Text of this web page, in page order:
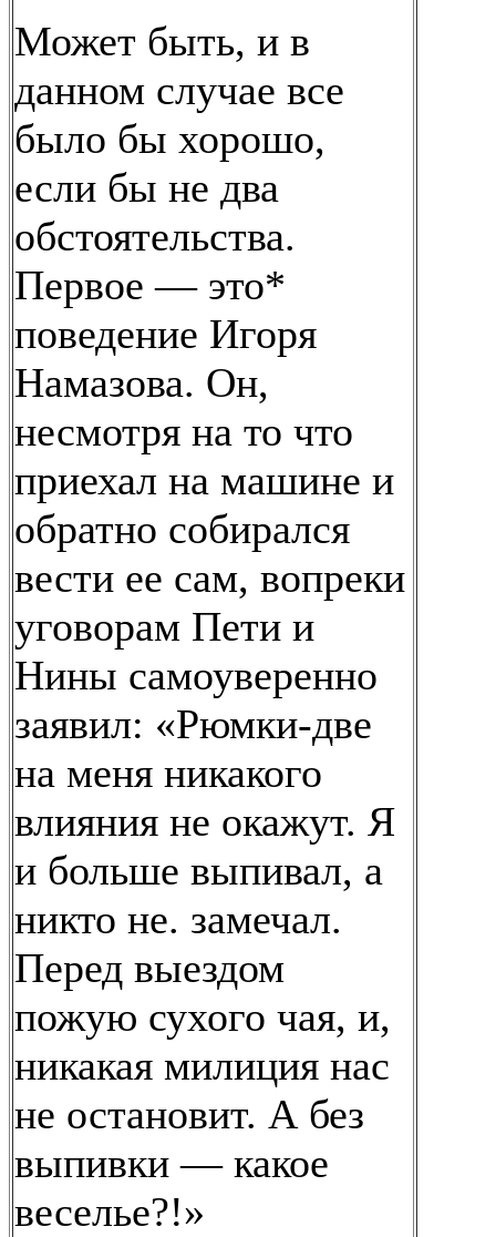
Может быть, и в
данном случае все
было бы хорошо,
если бы не два
обстоятельства.
Первое — это*
поведение Игоря
Намазова. Он,
несмотря на то что
приехал на машине и
обратно собирался
вести ее сам, вопреки
уговорам Пети и
Нины самоуверенно
заявил: «Рюмки-две
на меня никакого
влияния не окажут. Я
и больше выпивал, а
никто не. замечал.
Перед выездом
пожую сухого чая, и,
никакая милиция нас
не остановит. А без
выпивки — какое
веселье?!»